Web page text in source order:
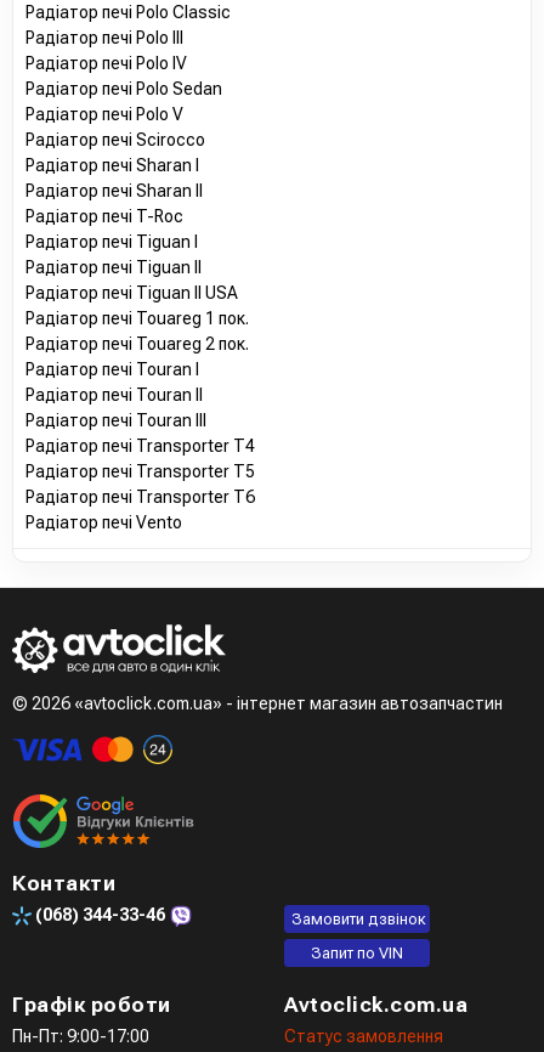
Радіатор печі Polo Classic
Радіатор печі Polo III
Радіатор печі Polo IV
Радіатор печі Polo Sedan
Радіатор печі Polo V
Радіатор печі Scirocco
Радіатор печі Sharan I
Радіатор печі Sharan II
Радіатор печі T-Roc
Радіатор печі Tiguan I
Радіатор печі Tiguan II
Радіатор печі Tiguan II USA
Радіатор печі Touareg 1 пок.
Радіатор печі Touareg 2 пок.
Радіатор печі Touran I
Радіатор печі Touran II
Радіатор печі Touran III
Радіатор печі Transporter T4
Радіатор печі Transporter T5
Радіатор печі Transporter T6
Радіатор печі Vento
© 2026 «avtoclick.com.ua» - інтернет магазин автозапчастин
Контакти
(068) 344-33-46
Замовити дзвінок
Запит по VIN
Графік роботи
Пн-Пт: 9:00-17:00
Avtoclick.com.ua
Статус замовлення